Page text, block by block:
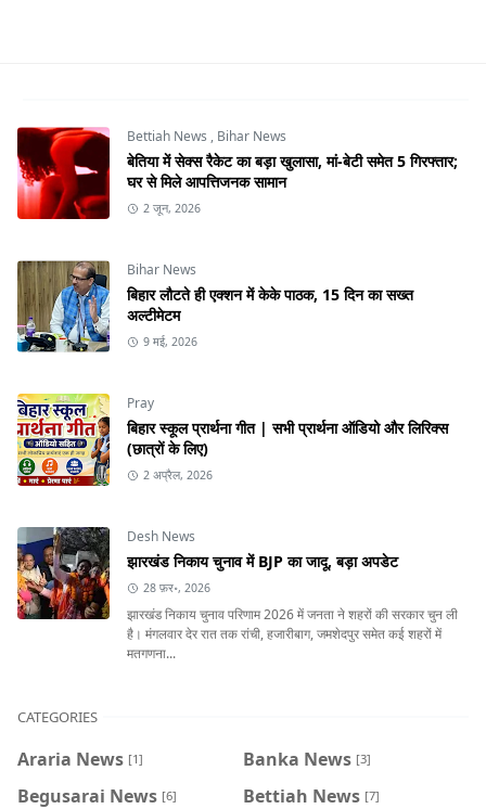
Bettiah News , Bihar News
बेतिया में सेक्स रैकेट का बड़ा खुलासा, मां-बेटी समेत 5 गिरफ्तार;
घर से मिले आपत्तिजनक सामान
2 जून, 2026
Bihar News
बिहार लौटते ही एक्शन में केके पाठक, 15 दिन का सख्त
अल्टीमेटम
9 मई, 2026
Pray
बिहार स्कूल प्रार्थना गीत | सभी प्रार्थना ऑडियो और लिरिक्स
(छात्रों के लिए)
2 अप्रैल, 2026
Desh News
झारखंड निकाय चुनाव में BJP का जादू, बड़ा अपडेट
28 फ़र॰, 2026
झारखंड निकाय चुनाव परिणाम 2026 में जनता ने शहरों की सरकार चुन ली
है। मंगलवार देर रात तक रांची, हजारीबाग, जमशेदपुर समेत कई शहरों में
मतगणना...
CATEGORIES
Araria News [1] Banka News [3]
Begusarai News [6] Bettiah News [7]